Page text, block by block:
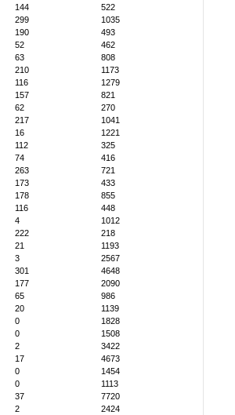
144
522
299
1035
190
493
52
462
63
808
210
1173
116
1279
157
821
62
270
217
1041
16
1221
112
325
74
416
263
721
173
433
178
855
116
448
4
1012
222
218
21
1193
3
2567
301
4648
177
2090
65
986
20
1139
0
1828
0
1508
2
3422
17
4673
0
1454
0
1113
37
7720
2
2424